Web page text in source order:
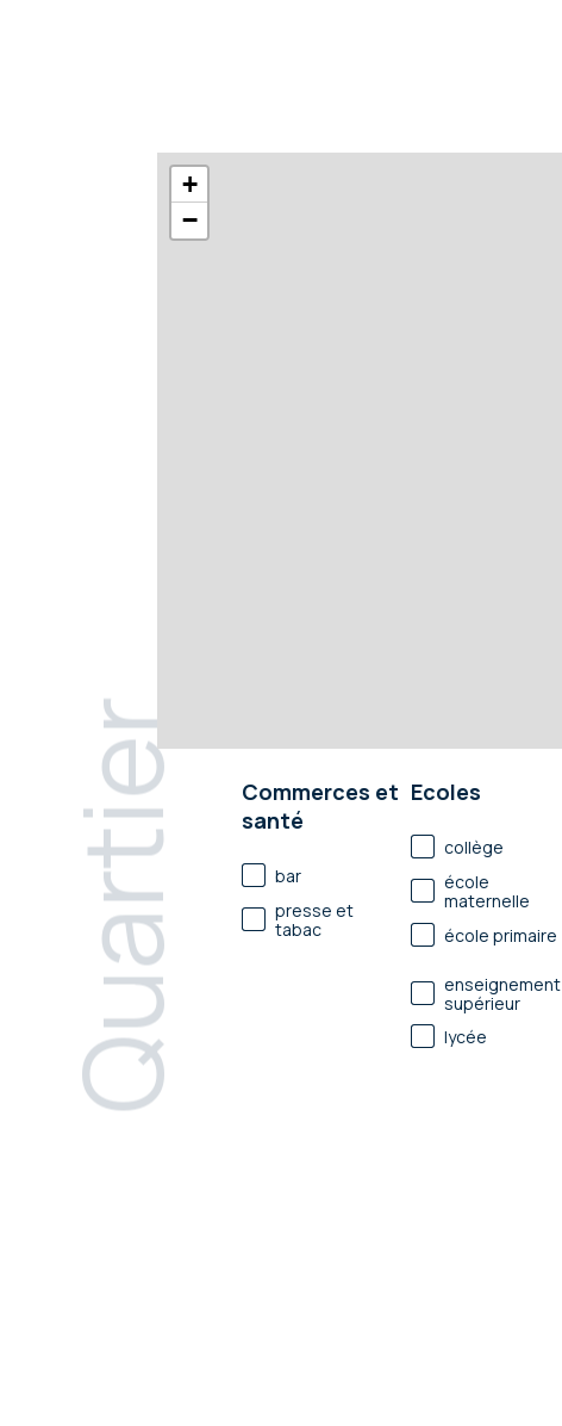
Quartier
+
−
Commerces et
santé
bar
presse et
tabac
Ecoles
collège
école
maternelle
école primaire
enseignement
supérieur
lycée